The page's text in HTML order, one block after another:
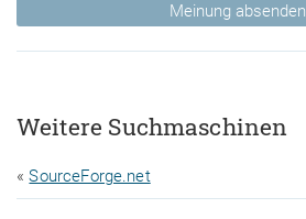
Meinung absenden
Weitere Suchmaschinen
«SourceForge.net